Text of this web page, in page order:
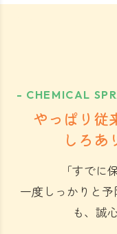
- CHEMICAL
やっぱり従
しろあ
「すでに
一度しっかりと予
も、誠